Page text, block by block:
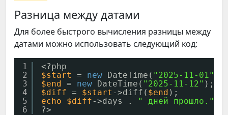
Разница между датами
Для более быстрого вычисления разницы между
датами можно использовать следующий код:
1
2
3
4
5
6
<?php
$start
= new DateTime( "2025-11-01"
$end = new DateTime( "2025-11-12" );
$diff = $start ->diff( $end );
echo
$diff->days . " дней прошло."
?>